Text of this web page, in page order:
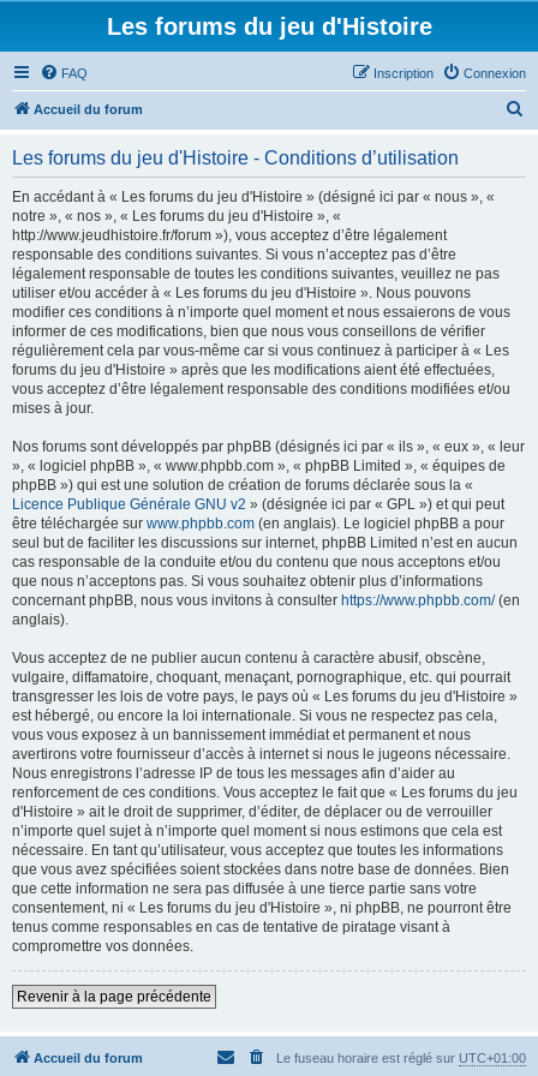
Les forums du jeu d'Histoire
FAQ Connexion
Inscription
Accueil du forum
Les forums du jeu d'Histoire - Conditions d’utilisation
En accédant à « Les forums du jeu d'Histoire » (désigné ici par « nous », «
notre », « nos », « Les forums du jeu d'Histoire », «
http://www.jeudhistoire.fr/forum »), vous acceptez d’être légalement
responsable des conditions suivantes. Si vous n’acceptez pas d’être
légalement responsable de toutes les conditions suivantes, veuillez ne pas
utiliser et/ou accéder à « Les forums du jeu d'Histoire ». Nous pouvons
modifier ces conditions à n’importe quel moment et nous essaierons de vous
informer de ces modifications, bien que nous vous conseillons de vérifier
régulièrement cela par vous-même car si vous continuez à participer à « Les
forums du jeu d'Histoire » après que les modifications aient été effectuées,
vous acceptez d’être légalement responsable des conditions modifiées et/ou
mises à jour.
Nos forums sont développés par phpBB (désignés ici par « ils », « eux », « leur
», « logiciel phpBB », « www.phpbb.com », « phpBB Limited », « équipes de
phpBB ») qui est une solution de création de forums déclarée sous la «
Licence Publique Générale GNU v2 » (désignée ici par « GPL ») et qui peut
être téléchargée sur www.phpbb.com (en anglais). Le logiciel phpBB a pour
seul but de faciliter les discussions sur internet, phpBB Limited n’est en aucun
cas responsable de la conduite et/ou du contenu que nous acceptons et/ou
que nous n’acceptons pas. Si vous souhaitez obtenir plus d’informations
concernant phpBB, nous vous invitons à consulter https://www.phpbb.com/(en
anglais).
Vous acceptez de ne publier aucun contenu à caractère abusif, obscène,
vulgaire, diffamatoire, choquant, menaçant, pornographique, etc. qui pourrait
transgresser les lois de votre pays, le pays où « Les forums du jeu d'Histoire »
est hébergé, ou encore la loi internationale. Si vous ne respectez pas cela,
vous vous exposez à un bannissement immédiat et permanent et nous
avertirons votre fournisseur d’accès à internet si nous le jugeons nécessaire.
Nous enregistrons l’adresse IP de tous les messages afin d’aider au
renforcement de ces conditions. Vous acceptez le fait que « Les forums du jeu
d'Histoire » ait le droit de supprimer, d’éditer, de déplacer ou de verrouiller
n’importe quel sujet à n’importe quel moment si nous estimons que cela est
nécessaire. En tant qu’utilisateur, vous acceptez que toutes les informations
que vous avez spécifiées soient stockées dans notre base de données. Bien
que cette information ne sera pas diffusée à une tierce partie sans votre
consentement, ni « Les forums du jeu d'Histoire », ni phpBB, ne pourront être
tenus comme responsables en cas de tentative de piratage visant à
compromettre vos données.
Revenir à la page précédente
Accueil du forum Le fuseau horaire est réglé sur UTC+01:00